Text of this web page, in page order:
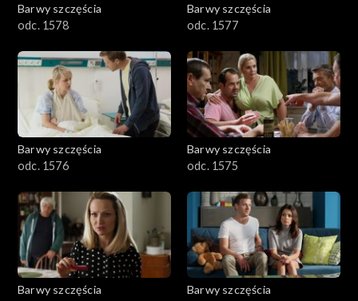
Barwy szczęścia
odc. 1578
Barwy szczęścia
odc. 1577
Barwy szczęścia
odc. 1576
Barwy szczęścia
odc. 1575
Barwy szczęścia
Barwy szczęścia